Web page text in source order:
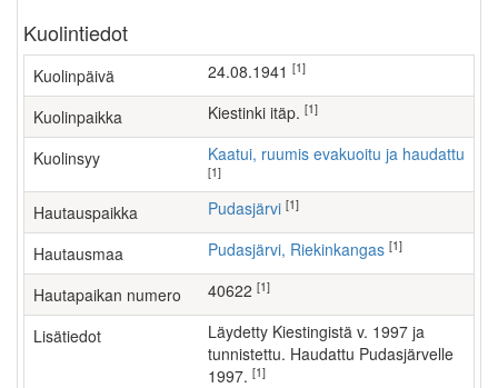
Kuolintiedot
Kuolinpäivä 24.08.1941 [1]
Kuolinpaikka Kiestinki itäp. [1]
Kuolinsyy Kaatui, ruumis evakuoitu ja haudattu
[1]
Hautauspaikka Pudasjärvi [1]
Hautausmaa Pudasjärvi, Riekinkangas [1]
Hautapaikan numero 40622 [1]
Lisätiedot
Läydetty Kiestingistä v. 1997 ja
tunnistettu. Haudattu Pudasjärvelle
1997. [1]